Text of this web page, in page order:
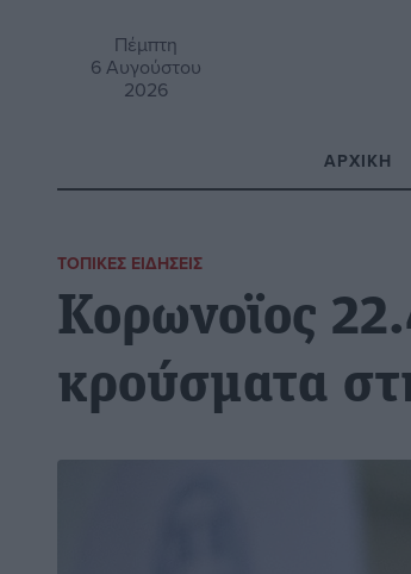
Πέμπτη
6 Αυγούστου
2026
ΑΡΧΙΚΉ
ΤΟΠΙΚΈΣ ΕΙΔΉΣΕΙΣ
Κορωνοϊος
κρούσματα